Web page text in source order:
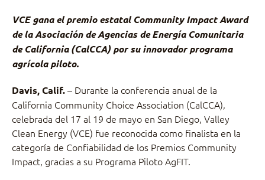
VCE gana el premio estatal Community Impact Award
de la Asociación de Agencias de Energía Comunitaria
de California (CalCCA) por su innovador programa
agrícola piloto.
Davis, Calif.– Durante la conferencia anual de la
California Community Choice Association (CalCCA),
celebrada del 17 al 19 de mayo en San Diego, Valley
Clean Energy (VCE) fue reconocida como finalista en la
categoría de Confiabilidad de los Premios Community
Impact, gracias a su Programa Piloto AgFIT.